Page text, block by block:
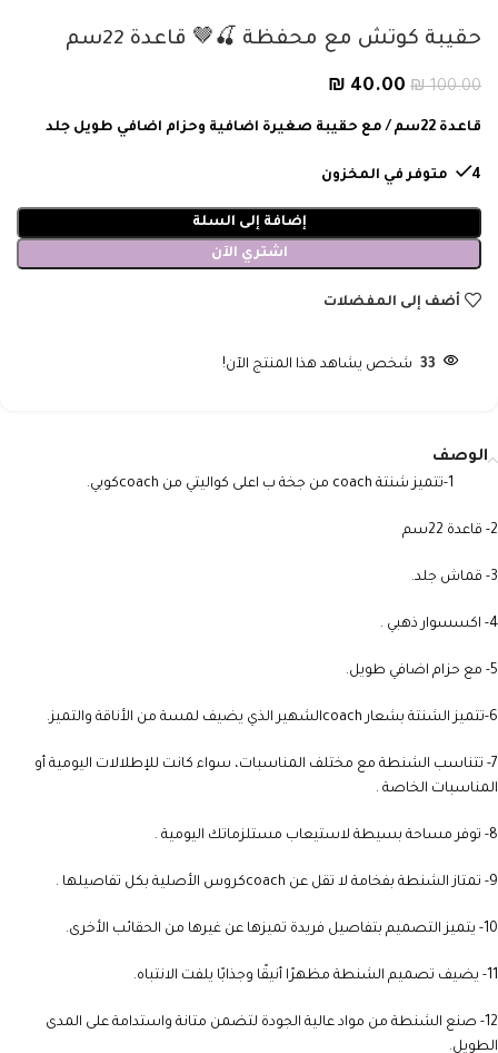
حقيبة كوتش مع محفظة 🍒🤎 قاعدة 22سم
₪100.00
₪ 40.00
قاعدة 22سم / مع حقيبة صغيرة اضافية وحزام اضافي طويل جلد
4 متوفر في المخزون
إضافة إلى السلة
اشتري الآن
أضف إلى المفضلات
33 شخص يشاهد هذا المنتج الآن!
الوصف
1-تتميز شنتة coach من جخة ب اعلى كواليتي من coachكوبي.
2- قاعدة 22سم
3- قماش جلد.
4- اكسسوار ذهبي .
5- مع حزام اضافي طويل.
6-تتميز الشنتة بشعار coachالشهير الذي يضيف لمسة من الأناقة والتميز.
7- تتناسب الشنطة مع مختلف المناسبات، سواء كانت للإطلالات اليومية أو
المناسبات الخاصة .
8- توفر مساحة بسيطة لاستيعاب مستلزماتك اليومية .
9- تمتاز الشنطة بفخامة لا تقل عن coachكروس الأصلية بكل تفاصيلها .
10- يتميز التصميم بتفاصيل فريدة تميزها عن غيرها من الحقائب الأخرى.
11- يضيف تصميم الشنطة مظهرًا أنيقًا وجذابًا يلفت الانتباه.
12- صنع الشنطة من مواد عالية الجودة لتضمن متانة واستدامة على المدى
الطويل.